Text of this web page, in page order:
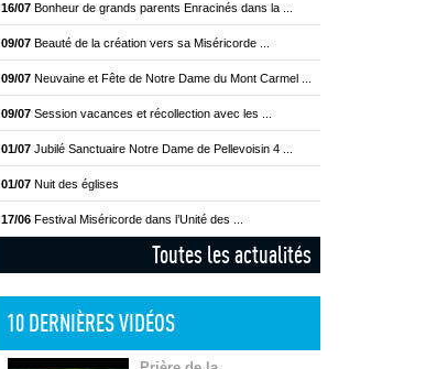
16/07 Bonheur de grands parents Enracinés dans la ...
09/07 Beauté de la création vers sa Miséricorde ...
09/07 Neuvaine et Fête de Notre Dame du Mont Carmel ...
09/07 Session vacances et récollection avec les ...
01/07 Jubilé Sanctuaire Notre Dame de Pellevoisin 4 ...
01/07 Nuit des églises
17/06 Festival Miséricorde dans l’Unité des ...
Toutes les actualités
10 DERNIÈRES VIDÉOS